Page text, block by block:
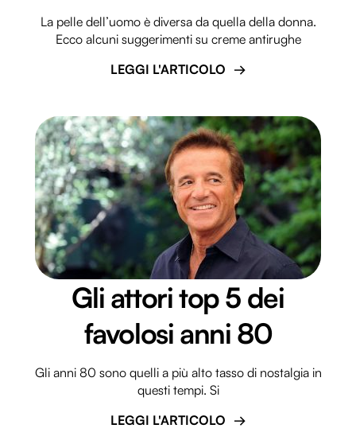
La pelle dell’uomo è diversa da quella della donna.
Ecco alcuni suggerimenti su creme antirughe
LEGGI L'ARTICOLO
Gli attori top 5 dei
favolosi anni 80
Gli anni 80 sono quelli a più alto tasso di nostalgia in
questi tempi. Si
LEGGI L'ARTICOLO